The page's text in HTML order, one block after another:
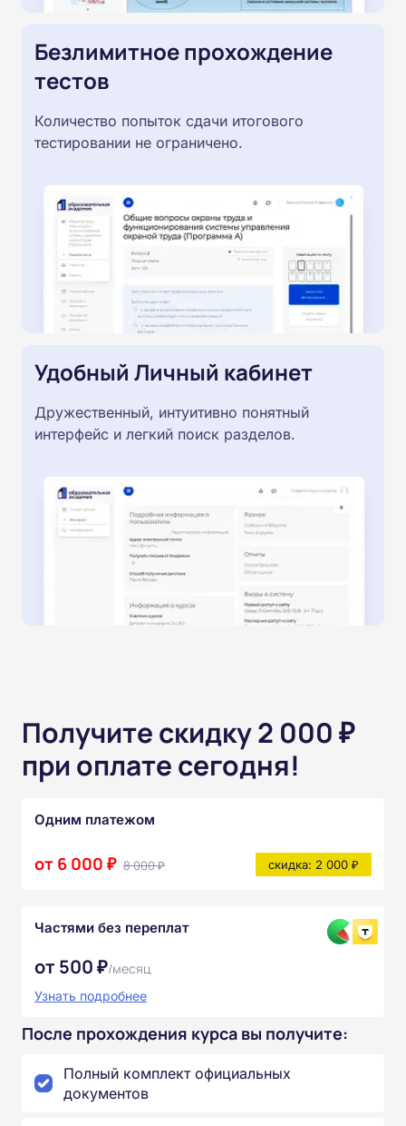
Безлимитное прохождение
тестов
Количество попыток сдачи итогового
тестировании не ограничено.
Удобный Личный кабинет
Дружественный, интуитивно понятный
интерфейс и легкий поиск разделов.
Получите скидку 2 000 ₽
при оплате сегодня!
Одним платежом
от 6 000 ₽ 8 000 ₽ скидка: 2 000 ₽
Частями без переплат
от 500 ₽/месяц
Узнать подробнее
После прохождения курса вы получите:
Полный комплект официальных
документов